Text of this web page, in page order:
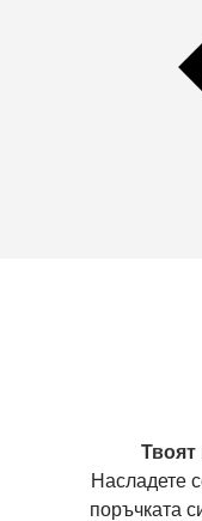
Твоят
Насладете
поръчката